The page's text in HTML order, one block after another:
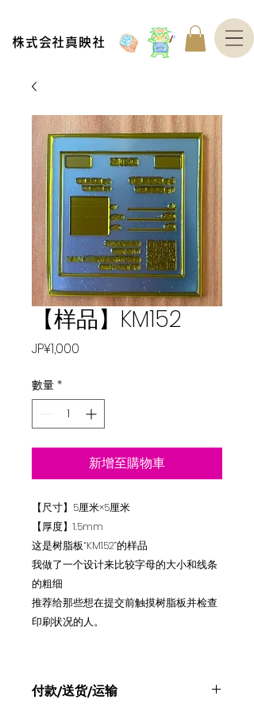
株式会社真映社
【样品】KM152
JP¥1,000
數量 *
新增至購物車
【尺寸】5厘米×5厘米
【厚度】1.5mm
这是树脂板“KM152”的样品
我做了一个设计来比较字母的大小和线条
的粗细
推荐给那些想在提交前触摸树脂板并检查
印刷状况的人。
付款/送货/运输